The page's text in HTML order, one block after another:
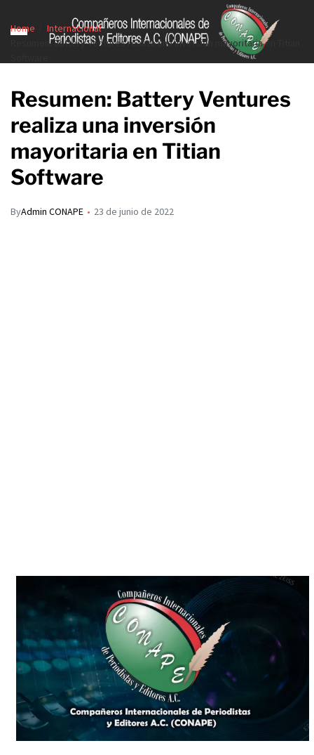
Home
Internacional
Resumen: Battery Ventures realiza una inversión mayoritaria en Titian
Resumen: Battery Ventures
realiza una inversión
mayoritaria en Titian
Software
ByAdmin CONAPE 23 de junio de 2022